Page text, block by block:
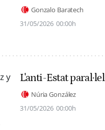
Gonzalo Baratech
31/05/2026 00:00h
L'anti-Estat paral·lel
Núria González
31/05/2026 00:00h